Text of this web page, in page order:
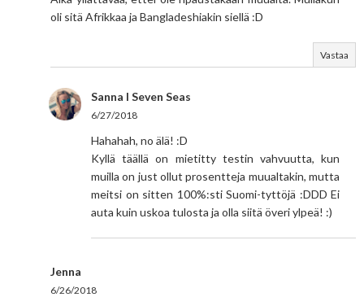
oli sitä Afrikkaa ja Bangladeshiakin siellä :D
Vastaa
Sanna I Seven Seas
6/27/2018
Hahahah, no älä! :D
Kyllä täällä on mietitty testin vahvuutta, kun
muilla on just ollut prosentteja muualtakin, mutta
meitsi on sitten 100%:sti Suomi-tyttöjä :DDD Ei
auta kuin uskoa tulosta ja olla siitä överi ylpeä! :)
Jenna
6/26/2018